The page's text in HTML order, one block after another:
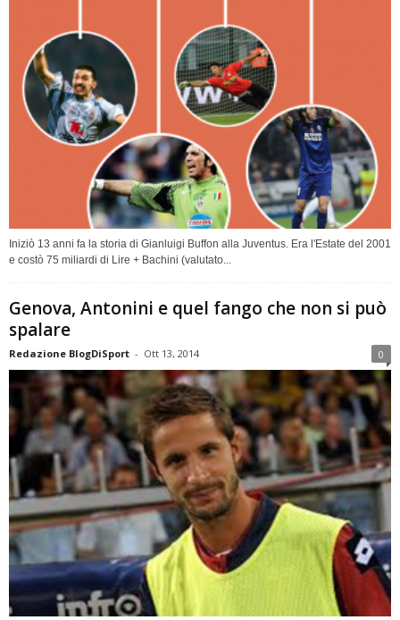
Iniziò 13 anni fa la storia di Gianluigi Buffon alla Juventus. Era l'Estate del 2001
e costò 75 miliardi di Lire + Bachini (valutato...
Genova, Antonini e quel fango che non si può
spalare
Redazione BlogDiSport - Ott 13, 2014 0